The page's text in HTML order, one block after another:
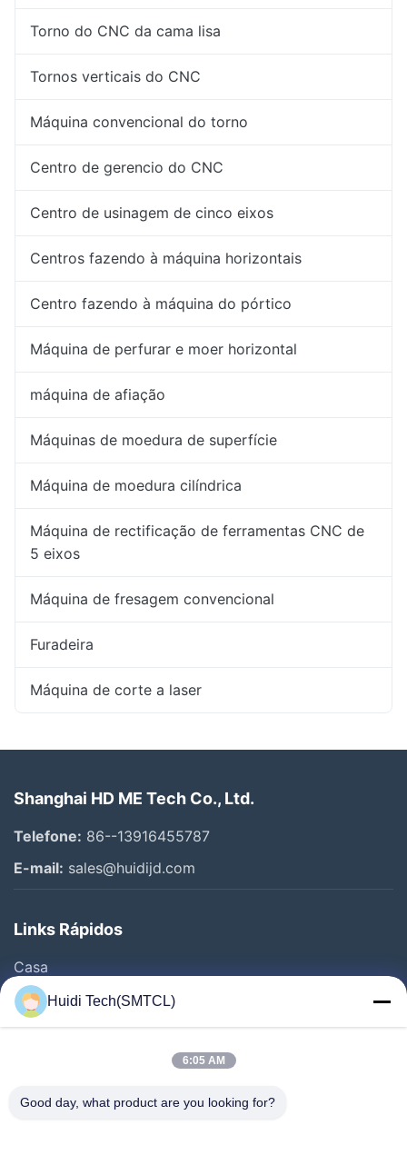
Torno do CNC da cama lisa
Tornos verticais do CNC
Máquina convencional do torno
Centro de gerencio do CNC
Centro de usinagem de cinco eixos
Centros fazendo à máquina horizontais
Centro fazendo à máquina do pórtico
Máquina de perfurar e moer horizontal
máquina de afiação
Máquinas de moedura de superfície
Máquina de moedura cilíndrica
Máquina de rectificação de ferramentas CNC de
5 eixos
Máquina de fresagem convencional
Furadeira
Máquina de corte a laser
Shanghai HD ME Tech Co., Ltd.
Telefone: 86--13916455787
E-mail: sales@huidijd.com
Links Rápidos
Casa
Produtos
Vídeos
Fábrica
Huidi Tech(SMTCL)
6:05 AM
Good day, what product are you looking for?